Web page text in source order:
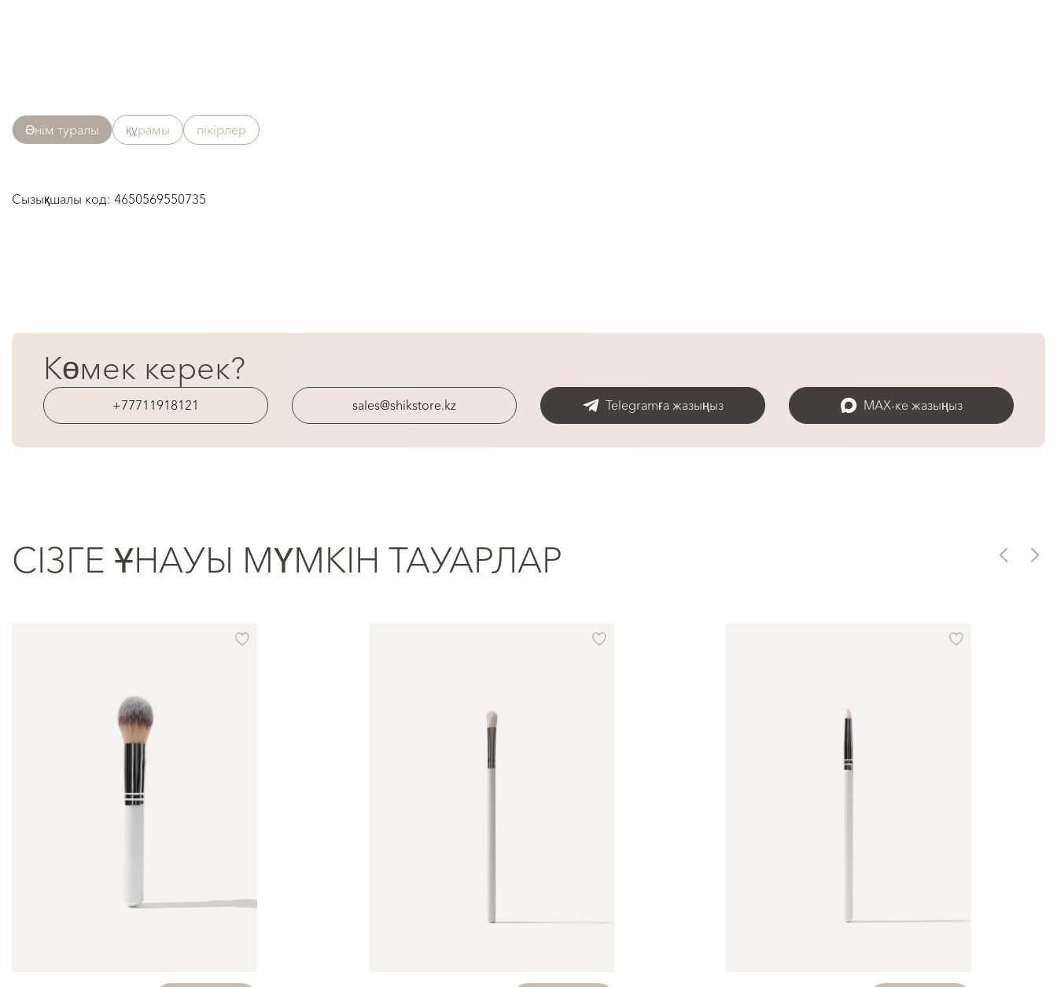
Өнім туралы құрамы пікірлер
Сызықшалы код: 4650569550735
Көмек керек?
+77711918121 sales@shikstore.kz Telegramға жазыңыз MAX-ке жазыңыз
СІЗГЕ ҰНАУЫ МҮМКІН ТАУАРЛАР